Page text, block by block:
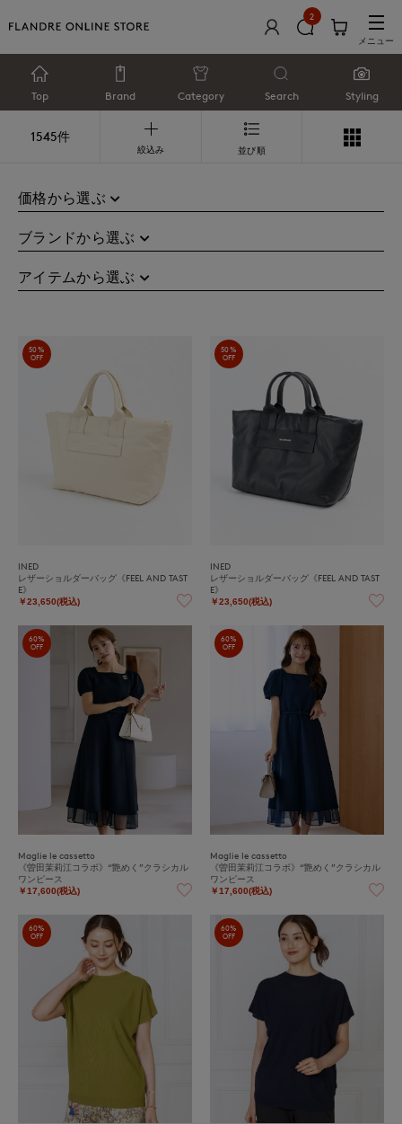
2
メニュー
Top Brand Category Search Styling
1545件
絞込み 並び順
価格から選ぶ
ブランドから選ぶ
アイテムから選ぶ
50%
OFF
INED
レザーショルダーバッグ《FEEL AND TAST
E》
￥23,650(税込)
50%
OFF
INED
レザーショルダーバッグ《FEEL AND TAST
E》
￥23,650(税込)
60%
OFF
Maglie le cassetto
《曽田茉莉江コラボ》“艶めく”クラシカル
ワンピース
￥17,600(税込)
60%
OFF
Maglie le cassetto
《曽田茉莉江コラボ》“艶めく”クラシカル
ワンピース
￥17,600(税込)
60%
OFF
60%
OFF